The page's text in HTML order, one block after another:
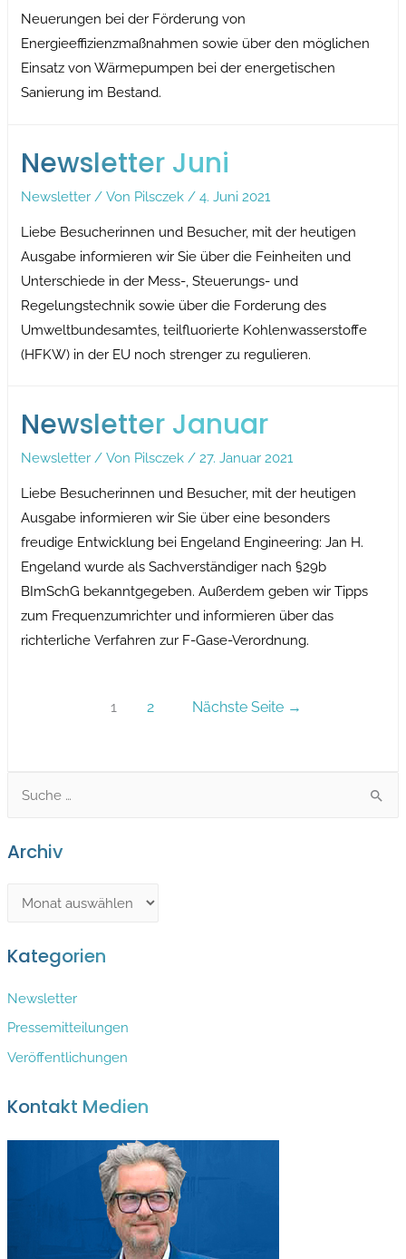
Neuerungen bei der Förderung von
Energieeffizienzmaßnahmen sowie über den möglichen
Einsatz von Wärmepumpen bei der energetischen
Sanierung im Bestand.
Newsletter Juni
Newsletter / Von Pilsczek /4. Juni 2021
Liebe Besucherinnen und Besucher, mit der heutigen
Ausgabe informieren wir Sie über die Feinheiten und
Unterschiede in der Mess-, Steuerungs- und
Regelungstechnik sowie über die Forderung des
Umweltbundesamtes, teilfluorierte Kohlenwasserstoffe
(HFKW) in der EU noch strenger zu regulieren.
Newsletter Januar
Newsletter / Von Pilsczek / 27. Januar 2021
Liebe Besucherinnen und Besucher, mit der heutigen
Ausgabe informieren wir Sie über eine besonders
freudige Entwicklung bei Engeland Engineering: Jan H.
Engeland wurde als Sachverständiger nach §29b
BImSchG bekanntgegeben. Außerdem geben wir Tipps
zum Frequenzumrichter und informieren über das
richterliche Verfahren zur F-Gase-Verordnung.
1 2 Nächste Seite →
r
r
:
Archiv
c
i
v
Kategorien
Newsletter
Pressemitteilungen
Veröffentlichungen
Kontakt Medien